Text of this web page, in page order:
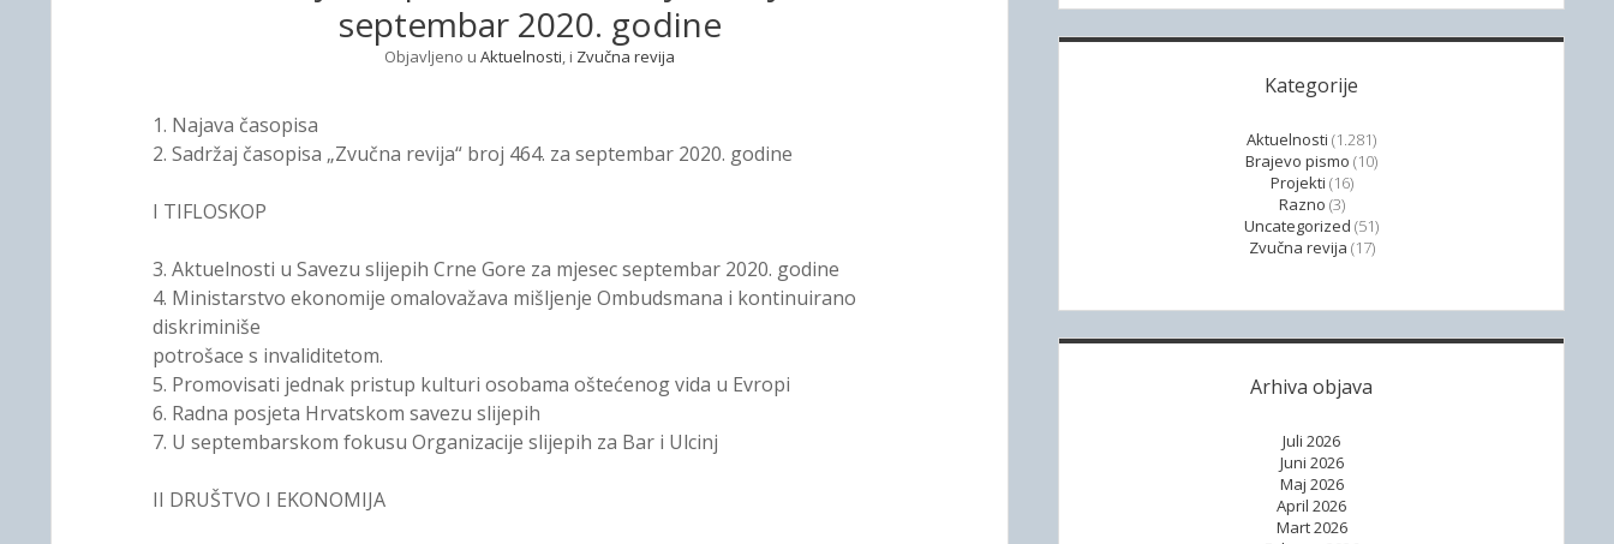
septembar 2020. godine
Objavljeno u Aktuelnosti, i Zvučna revija
1. Najava časopisa
2. Sadržaj časopisa „Zvučna revija“ broj 464. za septembar 2020. godine
I TIFLOSKOP
3. Aktuelnosti u Savezu slijepih Crne Gore za mjesec septembar 2020. godine
4. Ministarstvo ekonomije omalovažava mišljenje Ombudsmana i kontinuirano
diskriminiše
potrošace s invaliditetom.
5. Promovisati jednak pristup kulturi osobama oštećenog vida u Evropi
6. Radna posjeta Hrvatskom savezu slijepih
7. U septembarskom fokusu Organizacije slijepih za Bar i Ulcinj
II DRUŠTVO I EKONOMIJA
Kategorije
Aktuelnosti (1.281)
Brajevo pismo (10)
Projekti (16)
Razno (3)
Uncategorized (51)
Zvučna revija (17)
Arhiva objava
Juli 2026
Juni 2026
Maj 2026
April 2026
Mart 2026